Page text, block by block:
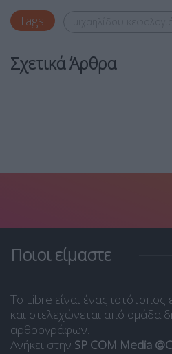
Tags:
Σχετικά Άρθρα
Ποιοι είμαστε
Το Libre είναι ένας
και στελεχώνεται από ομάδα
αρθρογράφων.
Ανήκει στην SP COM Media